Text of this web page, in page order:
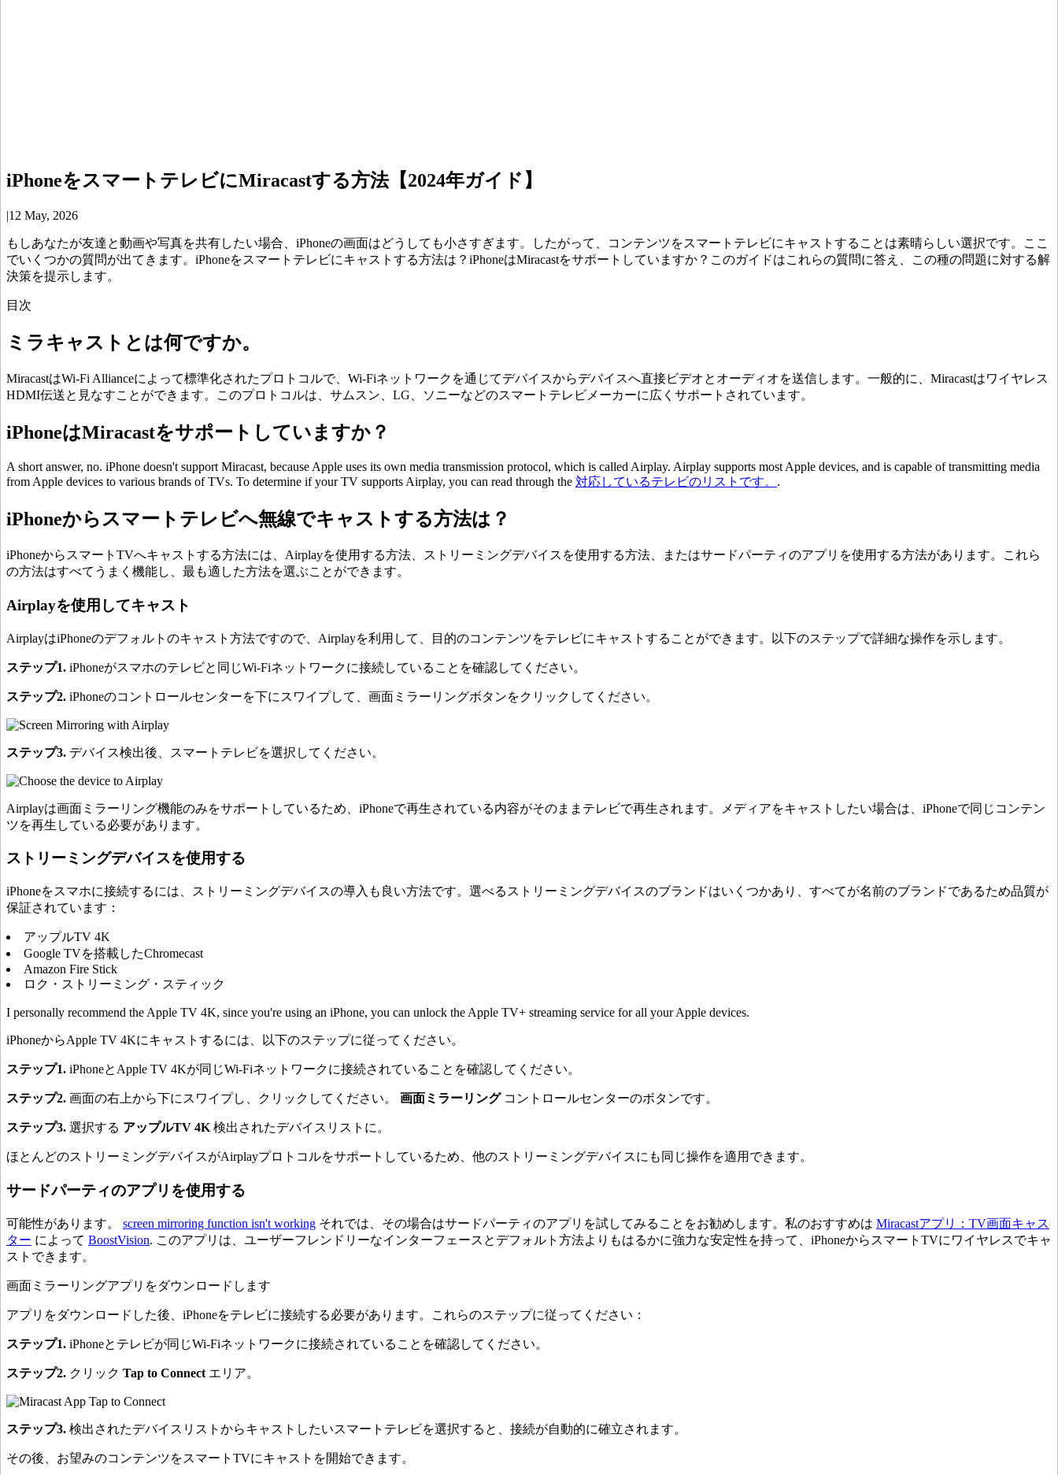
iPhoneをスマートテレビにMiracastする方法【2024年ガイド】
|12 May, 2026
もしあなたが友達と動画や写真を共有したい場合、iPhoneの画面はどうしても小さすぎます。したがって、コンテンツをスマートテレビにキャストすることは素晴らしい選択です。ここ
でいくつかの質問が出てきます。iPhoneをスマートテレビにキャストする方法は？iPhoneはMiracastをサポートしていますか？このガイドはこれらの質問に答え、この種の問題に対する解
決策を提示します。
目次
ミラキャストとは何ですか。
MiracastはWi-Fi Allianceによって標準化されたプロトコルで、Wi-Fiネットワークを通じてデバイスからデバイスへ直接ビデオとオーディオを送信します。一般的に、Miracastはワイヤレス
HDMI伝送と見なすことができます。このプロトコルは、サムスン、LG、ソニーなどのスマートテレビメーカーに広くサポートされています。
iPhoneはMiracastをサポートしていますか？
A short answer, no. iPhone doesn't support Miracast, because Apple uses its own media transmission protocol, which is called Airplay. Airplay supports most Apple devices, and is capable of transmitting media
from Apple devices to various brands of TVs. To determine if your TV supports Airplay, you can read through the 対応しているテレビのリストです。 .
iPhoneからスマートテレビへ無線でキャストする方法は？
iPhoneからスマートTVへキャストする方法には、Airplayを使用する方法、ストリーミングデバイスを使用する方法、またはサードパーティのアプリを使用する方法があります。これら
の方法はすべてうまく機能し、最も適した方法を選ぶことができます。
Airplayを使用してキャスト
AirplayはiPhoneのデフォルトのキャスト方法ですので、Airplayを利用して、目的のコンテンツをテレビにキャストすることができます。以下のステップで詳細な操作を示します。
ステップ1. iPhoneがスマホのテレビと同じWi-Fiネットワークに接続していることを確認してください。
ステップ2. iPhoneのコントロールセンターを下にスワイプして、画面ミラーリングボタンをクリックしてください。
ステップ3. デバイス検出後、スマートテレビを選択してください。
Airplayは画面ミラーリング機能のみをサポートしているため、iPhoneで再生されている内容がそのままテレビで再生されます。メディアをキャストしたい場合は、iPhoneで同じコンテン
ツを再生している必要があります。
ストリーミングデバイスを使用する
iPhoneをスマホに接続するには、ストリーミングデバイスの導入も良い方法です。選べるストリーミングデバイスのブランドはいくつかあり、すべてが名前のブランドであるため品質が
保証されています：
アップルTV 4K
Google TVを搭載したChromecast
Amazon Fire Stick
ロク・ストリーミング・スティック
I personally recommend the Apple TV 4K, since you're using an iPhone, you can unlock the Apple TV+ streaming service for all your Apple devices.
iPhoneからApple TV 4Kにキャストするには、以下のステップに従ってください。
ステップ1. iPhoneとApple TV 4Kが同じWi-Fiネットワークに接続されていることを確認してください。
ステップ2. 画面の右上から下にスワイプし、クリックしてください。 画面ミラーリングコントロールセンターのボタンです。
ステップ3. 選択する アップルTV 4K 検出されたデバイスリストに。
ほとんどのストリーミングデバイスがAirplayプロトコルをサポートしているため、他のストリーミングデバイスにも同じ操作を適用できます。
サードパーティのアプリを使用する
可能性があります。 screen mirroring function isn't working それでは、その場合はサードパーティのアプリを試してみることをお勧めします。私のおすすめは Miracastアプリ：TV画面キャス
ター によって BoostVision. このアプリは、ユーザーフレンドリーなインターフェースとデフォルト方法よりもはるかに強力な安定性を持って、iPhoneからスマートTVにワイヤレスでキャ
ストできます。
画面ミラーリングアプリをダウンロードします
アプリをダウンロードした後、iPhoneをテレビに接続する必要があります。これらのステップに従ってください：
ステップ1. iPhoneとテレビが同じWi-Fiネットワークに接続されていることを確認してください。
ステップ2. クリック Tap to Connect エリア。
ステップ3. 検出されたデバイスリストからキャストしたいスマートテレビを選択すると、接続が自動的に確立されます。
その後、お望みのコンテンツをスマートTVにキャストを開始できます。